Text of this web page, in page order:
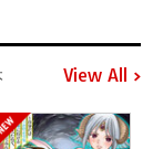
View All